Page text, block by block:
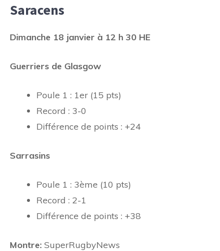
Saracens
Dimanche 18 janvier à 12 h 30 HE
Guerriers de Glasgow
Poule 1 : 1er (15 pts)
Record : 3-0
Différence de points : +24
Sarrasins
Poule 1 : 3ème (10 pts)
Record : 2-1
Différence de points : +38
Montre: SuperRugbyNews